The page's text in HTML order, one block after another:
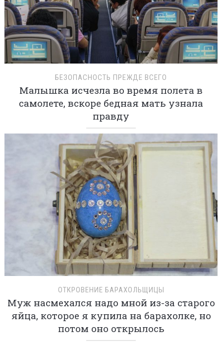
БЕЗОПАСНОСТЬ ПРЕЖДЕ ВСЕГО
Малышка исчезла во время полета в
самолете, вскоре бедная мать узнала
правду
ОТКРОВЕНИЕ БАРАХОЛЬЩИЦЫ
Муж насмехался надо мной из-за старого
яйца, которое я купила на барахолке, но
потом оно открылось